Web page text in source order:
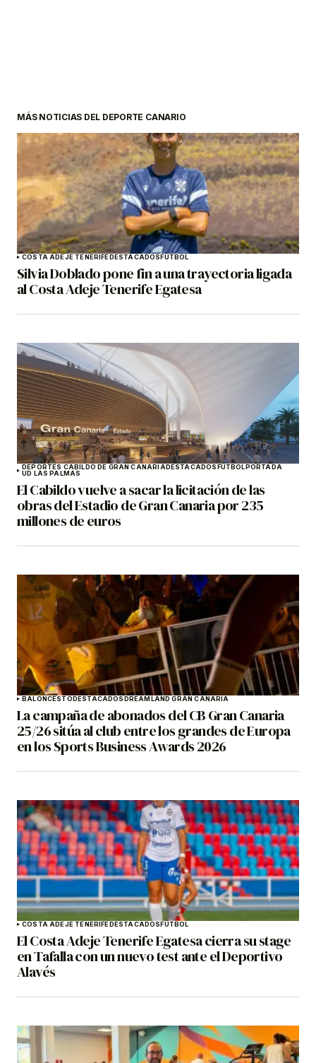
MÁS NOTICIAS DEL DEPORTE CANARIO
COSTA ADEJE TENERIFEDESTACADOSFÚTBOL
Silvia Doblado pone fin a una trayectoria ligada
al Costa Adeje Tenerife Egatesa
DEPORTES CABILDO DE GRAN CANARIADESTACADOSFÚTBOLPORTADA
UD LAS PALMAS
El Cabildo vuelve a sacar la licitación de las
obras del Estadio de Gran Canaria por 235
millones de euros
BALONCESTODESTACADOSDREAMLAND GRAN CANARIA
La campaña de abonados del CB Gran Canaria
25/26 sitúa al club entre los grandes de Europa
en los Sports Business Awards 2026
COSTA ADEJE TENERIFEDESTACADOSFÚTBOL
El Costa Adeje Tenerife Egatesa cierra su stage
en Tafalla con un nuevo test ante el Deportivo
Alavés